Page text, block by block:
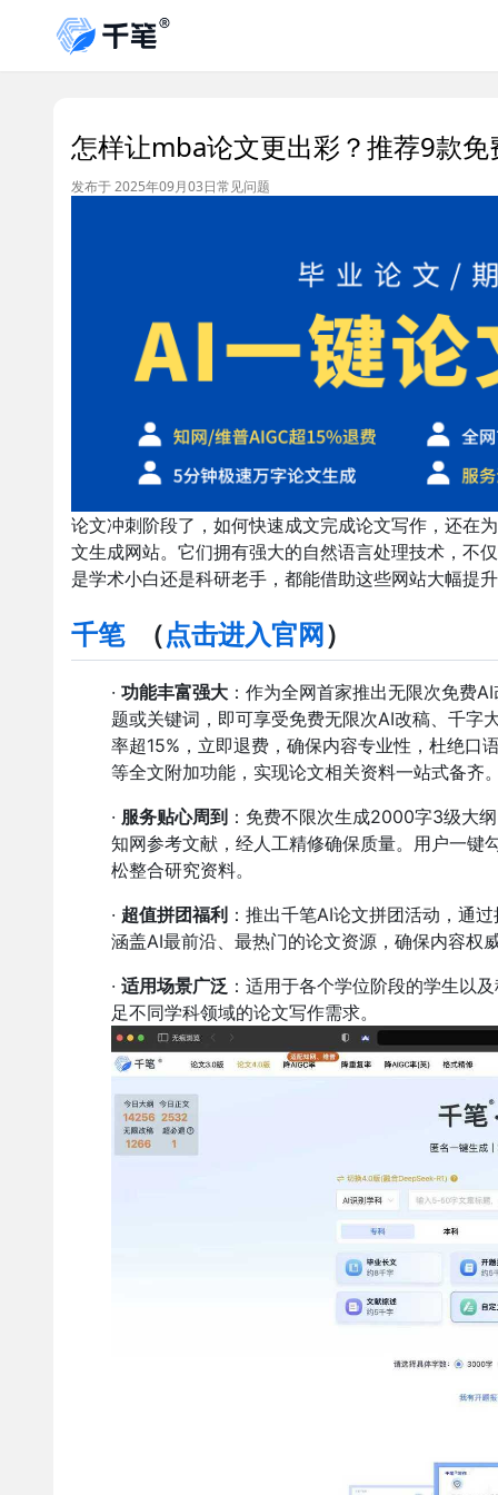
怎样让mba论文更出彩？推荐9款
发布于 2025年09月03日常见问题
论文冲刺阶段了，如何快速成文完成论文写作，还在
文生成网站。它们拥有强大的自然语言处理技术，不
是学术小白还是科研老手，都能借助这些网站大幅提
千笔（点击进入官网 ）
· 功能丰富强大 ：作为全网首家推出无限次免费
题或关键词，即可享受免费无限次AI改稿、千字
率超15%，立即退费，确保内容专业性，杜绝口
等全文附加功能，实现论文相关资料一站式备齐
· 服务贴心周到 ：免费不限次生成2000字3级大
知网参考文献，经人工精修确保质量。用户一键
松整合研究资料。
· 超值拼团福利 ：推出千笔AI论文拼团活动，通
涵盖AI最前沿、最热门的论文资源，确保内容权
· 适用场景广泛 ：适用于各个学位阶段的学生以
足不同学科领域的论文写作需求。